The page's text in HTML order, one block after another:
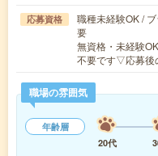
応募資格
職種未経験OK /
要
無資格・未経験
不要です▽応募後
職場の雰囲気
年齢層
20代